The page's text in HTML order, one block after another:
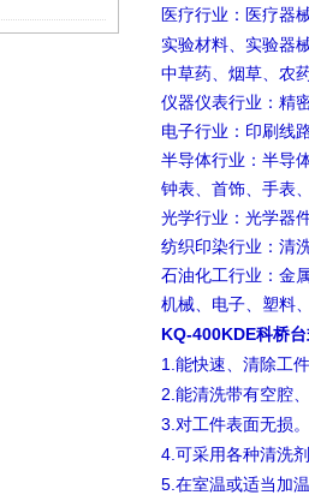
医疗行业：医疗器
实验材料、实验器
中草药、烟草、农
仪器仪表行业：精
电子行业：印刷线
半导体行业：半导
钟表、首饰、手表
光学行业：光学器
纺织印染行业：清
石油化工行业：金
机械、电子、塑料
KQ-400KDE科桥
1. 能快速、清除工
2. 能清洗带有空腔
3. 对工件表面无损。
4. 可采用各种清洗
5. 在室温或适当加